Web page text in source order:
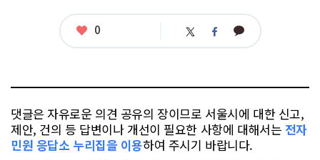
좋
0 트 페 카
댓글은 자유로운 의견 공유의 장이므로 서울시에 대한 신고,
제안, 건의 등 답변이나 개선이 필요한 사항에 대해서는 전자
민원 응답소 누리집을 이용하여 주시기 바랍니다.